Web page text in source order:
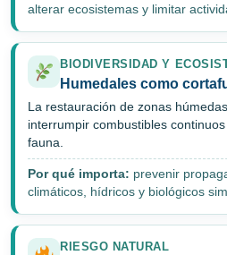
alterar ecosistemas y limitar
BIODIVERSIDAD Y
Humedales como
La restauración de zonas
interrumpir combustibles
fauna.
Por qué importa: prevenir
climáticos, hídricos y biológicos
RIESGO NATURAL